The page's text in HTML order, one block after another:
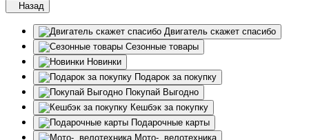
Назад
Двигатель скажет спасибо
Сезонные товары
Новинки
Подарок за покупку
Покупай Выгодно
Кешбэк за покупку
Подарочные карты
Мото-, велотехника